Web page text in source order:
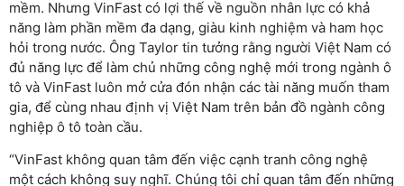
mềm. Nhưng VinFast có lợi thế về nguồn nhân lực có khả
năng làm phần mềm đa dạng, giàu kinh nghiệm và ham học
hỏi trong nước. Ông Taylor tin tưởng rằng người Việt Nam có
đủ năng lực để làm chủ những công nghệ mới trong ngành ô
tô và VinFast luôn mở cửa đón nhận các tài năng muốn tham
gia, để cùng nhau định vị Việt Nam trên bản đồ ngành công
nghiệp ô tô toàn cầu.
“VinFast không quan tâm đến việc cạnh tranh công nghệ
một cách không suy nghĩ. Chúng tôi chỉ quan tâm đến những